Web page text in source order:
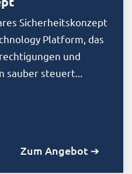
Sicherheitskonzept
Platform, das
und
sauber steuert...
Zum Angebot ➔